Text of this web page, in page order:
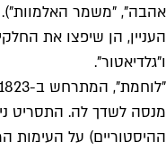
אהבה", "משמר האלמוות").
העניין, הן שיפצו את
ו"גלדיאטור".
מנסה לשדך לה. התסריט
ההיסטוריים) על העימות